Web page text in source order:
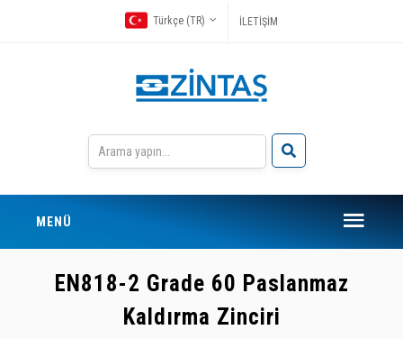
Türkçe (TR) İLETİŞİM
MENÜ
EN818-2 Grade 60 Paslanmaz
Kaldırma Zinciri